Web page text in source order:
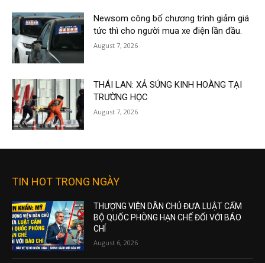
Newsom công bố chương trình giảm giá
tức thì cho người mua xe điện lần đầu.
August 7, 2026
THÁI LAN: XẢ SÚNG KINH HOÀNG TẠI
TRƯỜNG HỌC
August 7, 2026
TIN HOT TRONG NGÀY
THƯỢNG VIỆN DÂN CHỦ ĐƯA LUẬT CẤM
BỘ QUỐC PHÒNG HẠN CHẾ ĐỐI VỚI BÁO
CHÍ
August 6, 2026